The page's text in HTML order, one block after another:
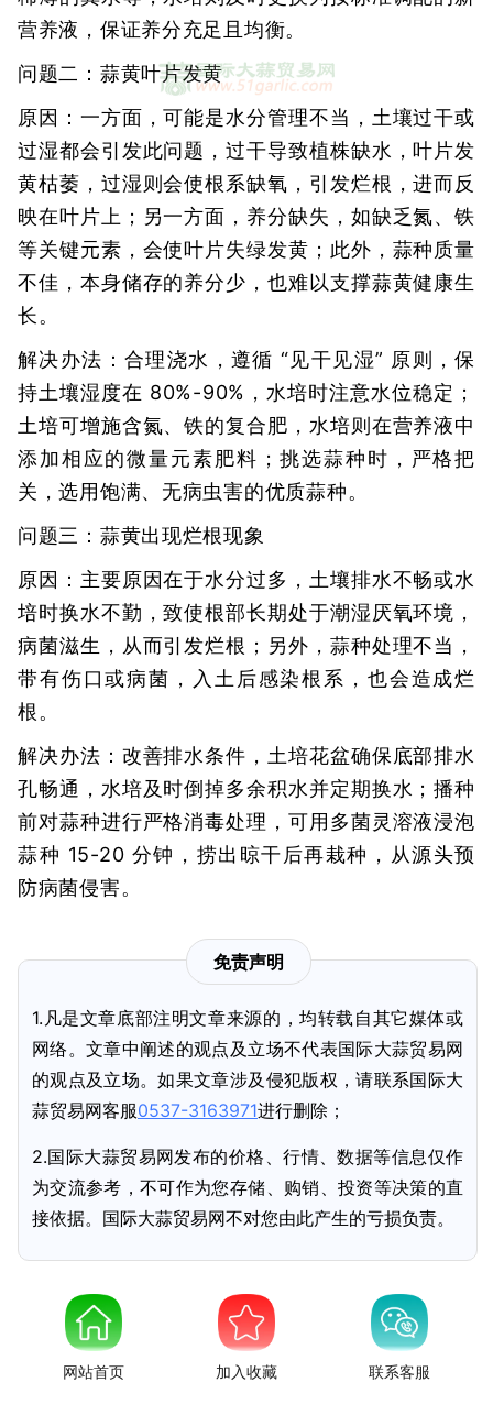
营养液，保证养分充足且均衡。
问题二：蒜黄叶片发黄
原因：一方面，可能是水分管理不当，土壤过干或
过湿都会引发此问题，过干导致植株缺水，叶片发
黄枯萎，过湿则会使根系缺氧，引发烂根，进而反
映在叶片上；另一方面，养分缺失，如缺乏氮、铁
等关键元素，会使叶片失绿发黄；此外，蒜种质量
不佳，本身储存的养分少，也难以支撑蒜黄健康生
长。
解决办法：合理浇水，遵循 “见干见湿” 原则，保
持土壤湿度在 80%-90%，水培时注意水位稳定；
土培可增施含氮、铁的复合肥，水培则在营养液中
添加相应的微量元素肥料；挑选蒜种时，严格把
关，选用饱满、无病虫害的优质蒜种。
问题三：蒜黄出现烂根现象
原因：主要原因在于水分过多，土壤排水不畅或水
培时换水不勤，致使根部长期处于潮湿厌氧环境，
病菌滋生，从而引发烂根；另外，蒜种处理不当，
带有伤口或病菌，入土后感染根系，也会造成烂
根。
解决办法：改善排水条件，土培花盆确保底部排水
孔畅通，水培及时倒掉多余积水并定期换水；播种
前对蒜种进行严格消毒处理，可用多菌灵溶液浸泡
蒜种 15-20 分钟，捞出晾干后再栽种，从源头预
防病菌侵害。
免责声明
1.凡是文章底部注明文章来源的，均转载自其它媒体或
网络。文章中阐述的观点及立场不代表国际大蒜贸易网
的观点及立场。如果文章涉及侵犯版权，请联系国际大
蒜贸易网客服0537-3163971进行删除；
2.国际大蒜贸易网发布的价格、行情、数据等信息仅作
为交流参考，不可作为您存储、购销、投资等决策的直
接依据。国际大蒜贸易网不对您由此产生的亏损负责。
网站首页 加入收藏 联系客服